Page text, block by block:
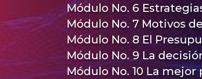
Módulo No. 6
Módulo No. 7 Motivos
Módulo No. 8 El
Módulo No. 9 La
Módulo No. 10 La